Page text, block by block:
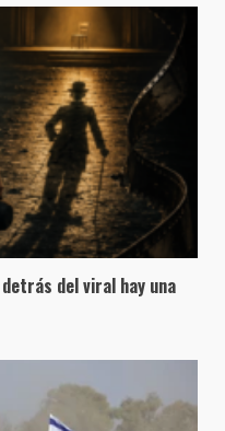
del viral hay una